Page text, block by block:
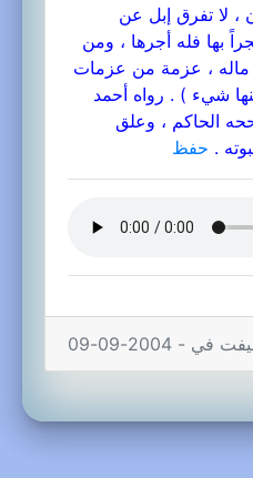
، لا تفرق إبل عن
بها فله أجرها ، ومن
ماله ، عزمة من عزمات
شيء ) . رواه أحمد
الحاكم ، وعلق
. حفظ
في - 2004-09-09